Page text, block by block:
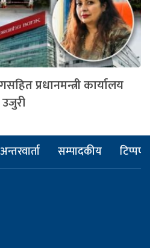
प्रधानमन्त्री कार्यालय
अन्तरवार्ता सम्पादकीय टिप्पणी